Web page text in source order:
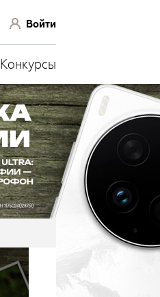
Войти
Конкурсы